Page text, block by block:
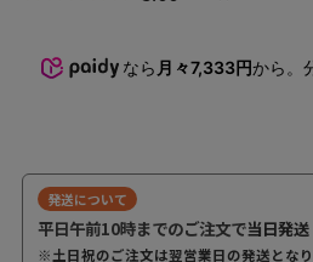
なら 月々7,333円から。
発送について
平日午前10時までのご注文で当日発送
※土日祝のご注文は翌営業日の発送となり